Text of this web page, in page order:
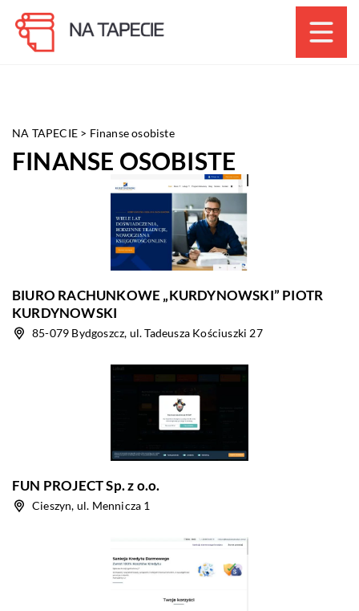
NA TAPECIE > Finanse osobiste
FINANSE OSOBISTE
BIURO RACHUNKOWE „KURDYNOWSKI” PIOTR
KURDYNOWSKI
85-079 Bydgoszcz, ul. Tadeusza Kościuszki 27
FUN PROJECT Sp. z o.o.
Cieszyn, ul. Mennicza 1